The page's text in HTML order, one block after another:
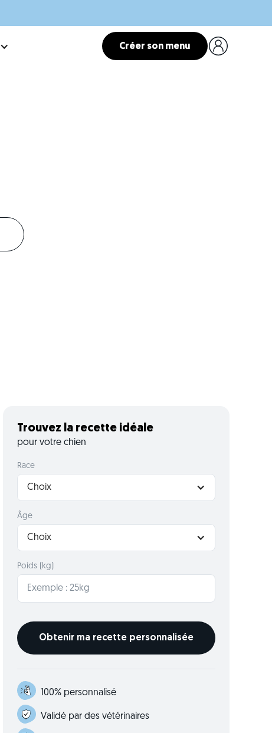
Créer son menu
Trouvez la recette idéale
pour votre chien
Race
Choix
Âge
Choix
Poids (kg)
100% personnalisé
Validé par des vétérinaires